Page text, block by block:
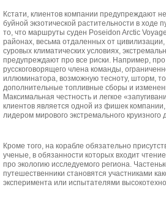
Кстати, клиентов компании предупреждают
буйной экзотической растительности в ходе
то, что маршруты суден Poseidon Arctic
районах, весьма отдаленных от цивилизации,
суровых климатических условиях,
предупреждают про все риски. Например, про
русскоговорящего члена команды,
иллюминатора, возможную тесноту, шторм,
дополнительные топливные сборы и
Максимальная честность и легкое
клиентов является одной из фишек
лидером мирового экстремального круизного
Кроме того, на корабле обязательно
ученые, в обязанности которых входит
про экологию исследуемого региона.
путешественники становятся участниками
эксперимента или испытателями